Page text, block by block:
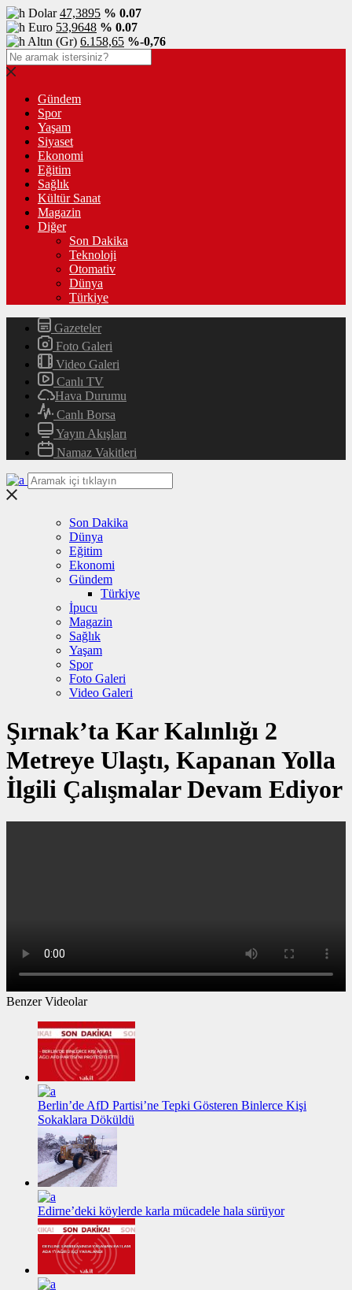
Dolar47,3895 % 0.07
Euro 53,9648 % 0.07
Altın (Gr) 6.158,65 %-0,76
Gündem
Spor
Yaşam
Siyaset
Ekonomi
Eğitim
Sağlık
Kültür Sanat
Magazin
Diğer
Son Dakika
Teknoloji
Otomativ
Dünya
Türkiye
Gazeteler
Foto Galeri
Video Galeri
Canlı TV
Hava Durumu
Canlı Borsa
Yayın Akışları
Namaz Vakitleri
Son Dakika
Dünya
Eğitim
Ekonomi
Gündem
Türkiye
İpucu
Magazin
Sağlık
Yaşam
Spor
Foto Galeri
Video Galeri
Şırnak’ta Kar Kalınlığı 2
Metreye Ulaştı, Kapanan Yolla
İlgili Çalışmalar Devam Ediyor
Benzer Videolar
Berlin’de AfD Partisi’ne Tepki Gösteren Binlerce Kişi
Sokaklara Döküldü
Edirne’deki köylerde karla mücadele hala sürüyor